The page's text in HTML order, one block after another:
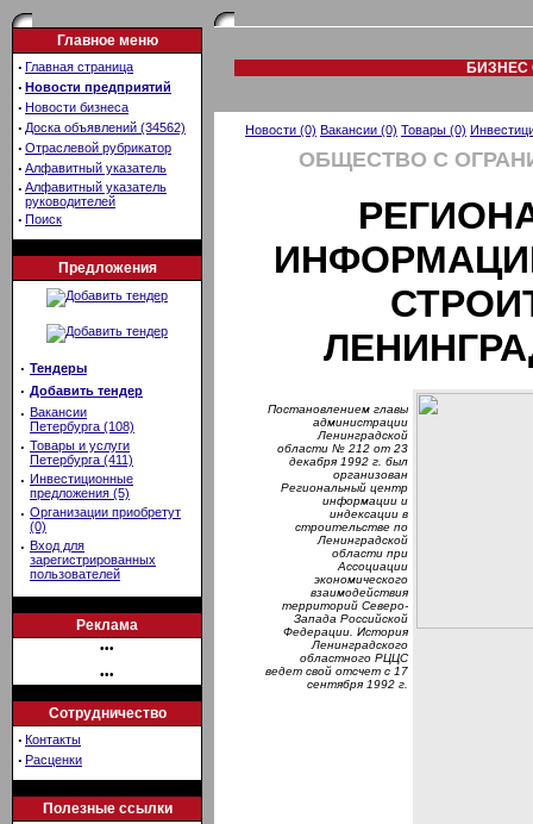
Главное меню
· Главная страница
· Новости предприятий
· Новости бизнеса
· Доска объявлений (34562)
· Отраслевой рубрикатор
· Алфавитный указатель
· Алфавитный указатель
руководителей
· Поиск
Предложения
· Тендеры
· Добавить тендер
· Вакансии
Петербурга (108)
· Товары и услуги
Петербурга (411)
· Инвестиционные
предложения (5)
· Организации приобретут
(0)
· Вход для
зарегистрированных
пользователей
Реклама
•••
•••
Сотрудничество
· Контакты
· Расценки
Полезные ссылки
БИЗНЕС
Новости (0) Вакансии (0) Товары (0)
ОБЩЕСТВО С
Постановлением главы
администрации
Ленинградской
области № 212 от 23
декабря 1992 г. был
организован
Региональный центр
информации и
индексации в
строительстве по
Ленинградской
области при
Ассоциации
экономического
взаимодействия
территорий Северо-
Запада Российской
Федерации. История
Ленинградского
областного РЦЦС
ведет свой отсчет с 17
сентября 1992 г.